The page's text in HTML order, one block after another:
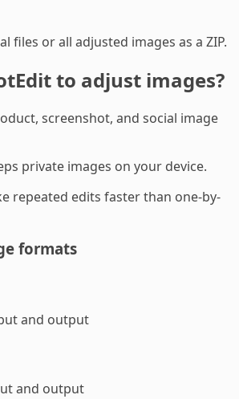
files or all adjusted images as a ZIP.
to adjust images?
screenshot, and social image
private images on your device.
repeated edits faster than one-by-
formats
and output
and output